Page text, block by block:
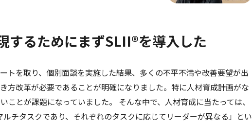
するためにまずSLII®を導入した
トを取り、個別面談を実施した結果、多くの不平不満や改善要望が出
方改革が必要であることが明確になりました。特に人材育成計画がな
ことが課題になっていました。 そんな中で、人材育成に当たっては、
チタスクであり、それぞれのタスクに応じてリーダーが異なる」とい